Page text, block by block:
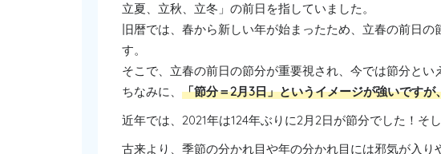
立夏、立秋、立冬」の前日を指していました。
旧暦では、春から新しい年が始まったため、立春の前日
す。
そこで、立春の前日の節分が重要視され、今では節分とい
ちなみに、 「節分＝2月3日」というイメージが強いです
近年では、2021年は124年ぶりに2月2日が節分でした！そ
古来より、季節の分かれ目や年の分かれ目には邪気が入